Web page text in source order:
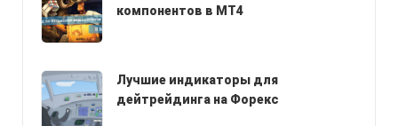
компонентов в МТ4
Лучшие индикаторы для
дейтрейдинга на Форекс